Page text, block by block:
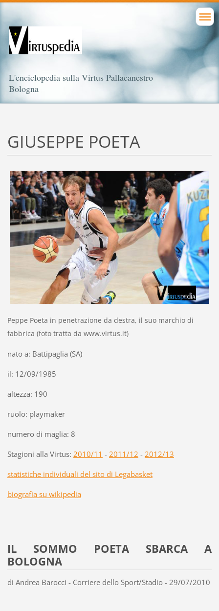
L'enciclopedia sulla Virtus Pallacanestro
Bologna
GIUSEPPE POETA
Peppe Poeta in penetrazione da destra, il suo marchio di
fabbrica (foto tratta da www.virtus.it)
nato a: Battipaglia (SA)
il: 12/09/1985
altezza: 190
ruolo: playmaker
numero di maglia: 8
Stagioni alla Virtus: 2010/11 - 2011/12 - 2012/13
statistiche individuali del sito di Legabasket
biografia su wikipedia
IL SOMMO POETA SBARCA A
BOLOGNA
di Andrea Barocci - Corriere dello Sport/Stadio - 29/07/2010